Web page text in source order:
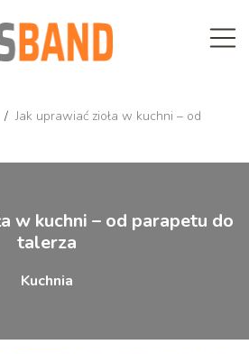
/ Jak uprawiać zioła w kuchni – od
w kuchni – od parapetu do
talerza
Kuchnia